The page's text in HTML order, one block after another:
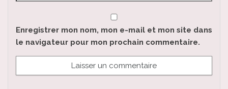
Enregistrer mon nom, mon e-mail et mon site dans
le navigateur pour mon prochain commentaire.